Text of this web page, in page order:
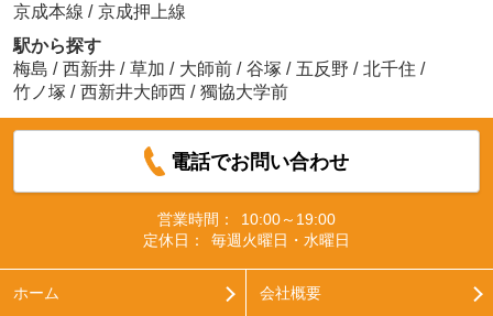
京成本線 / 京成押上線
駅から探す
梅島 / 西新井 / 草加 / 大師前 / 谷塚 / 五反野 / 北千住 /
竹ノ塚 / 西新井大師西 / 獨協大学前
電話でお問い合わせ
営業時間：
10:00～19:00
定休日：
毎週火曜日・水曜日
ホーム 会社概要